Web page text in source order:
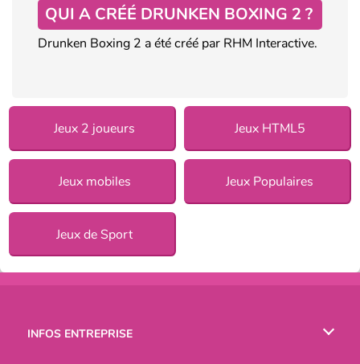
QUI A CRÉÉ DRUNKEN BOXING 2 ?
Drunken Boxing 2 a été créé par RHM Interactive.
Jeux 2 joueurs Jeux HTML5
Jeux mobiles Jeux Populaires
Jeux de Sport
INFOS ENTREPRISE